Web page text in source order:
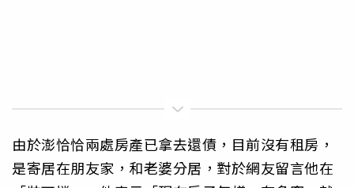
由於澎恰恰兩處房產已拿去還債，目前沒有租房，
是寄居在朋友家，和老婆分居，對於網友留言他在